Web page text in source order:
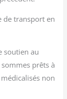
de transport en
soutien au
prêts à
non